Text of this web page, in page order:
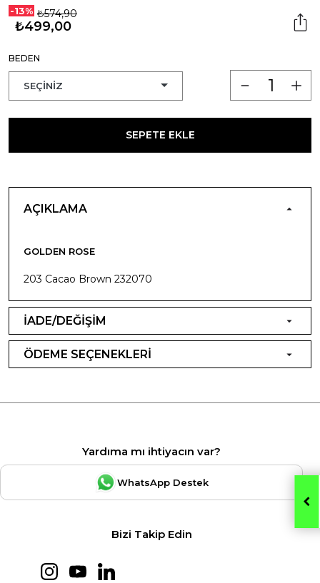
-13% ₺574,90
₺499,00
BEDEN
SEPETE EKLE
AÇIKLAMA
GOLDEN ROSE
203 Cacao Brown 232070
İADE/DEĞİŞİM
ÖDEME SEÇENEKLERİ
Yardıma mı ihtiyacın var?
WhatsApp Destek
Bizi Takip Edin